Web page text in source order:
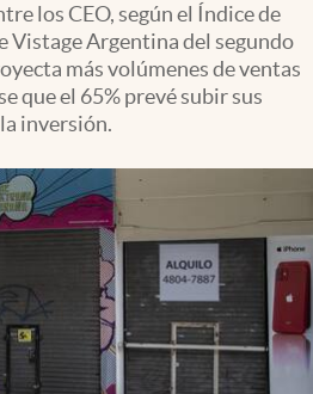
los CEO, según el Índice de
Vistage Argentina del segundo
más volúmenes de ventas
que el 65% prevé subir sus
inversión.